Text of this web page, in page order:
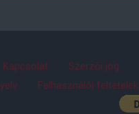
Kapcsolat
Szerzői jog
Felhasználói feltételek